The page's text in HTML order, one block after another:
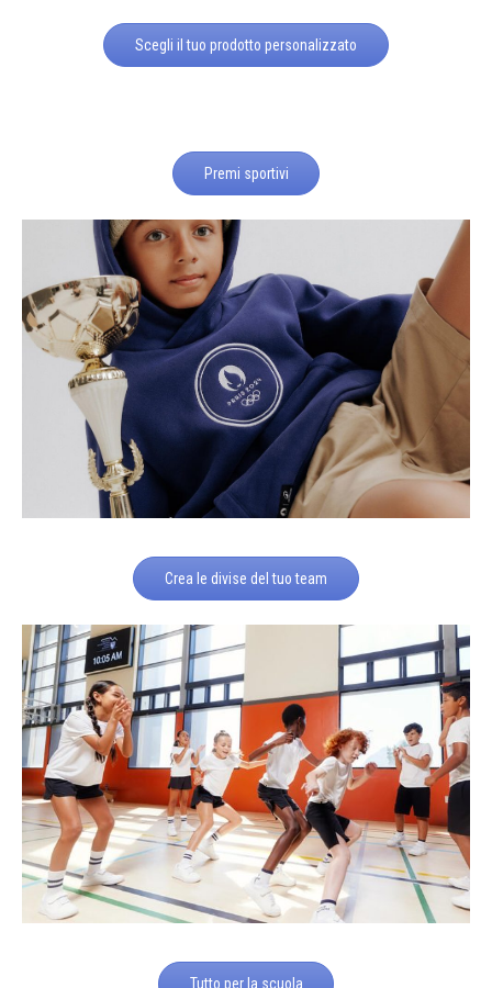
Scegli il tuo prodotto personalizzato
Premi sportivi
Crea le divise del tuo team
Tutto per la scuola